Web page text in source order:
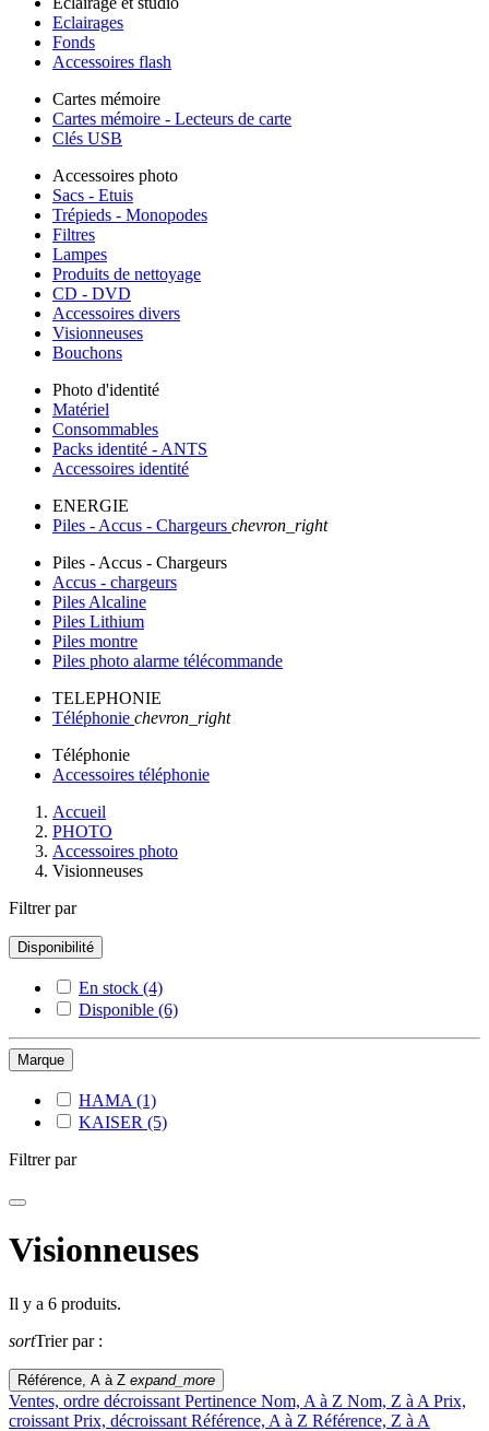
Eclairages
Fonds
Accessoires flash
Cartes mémoire
Cartes mémoire - Lecteurs de carte
Clés USB
Accessoires photo
Sacs - Etuis
Trépieds - Monopodes
Filtres
Lampes
Produits de nettoyage
CD - DVD
Accessoires divers
Visionneuses
Bouchons
Photo d'identité
Matériel
Consommables
Packs identité - ANTS
Accessoires identité
ENERGIE
Piles - Accus - Chargeurs chevron_right
Piles - Accus - Chargeurs
Accus - chargeurs
Piles Alcaline
Piles Lithium
Piles montre
Piles photo alarme télécommande
TELEPHONIE
Téléphonie chevron_right
Téléphonie
Accessoires téléphonie
Accueil
PHOTO
Accessoires photo
Visionneuses
Filtrer par
Disponibilité
En stock (4)
Disponible (6)
Marque
HAMA (1)
KAISER (5)
Filtrer par
Visionneuses
Il y a 6 produits.
sortTrier par :
Référence, A à Z expand_more
Ventes, ordre décroissant Pertinence Nom, A à Z Nom, Z à A Prix,
croissant Prix, décroissant Référence, A à Z Référence, Z à A